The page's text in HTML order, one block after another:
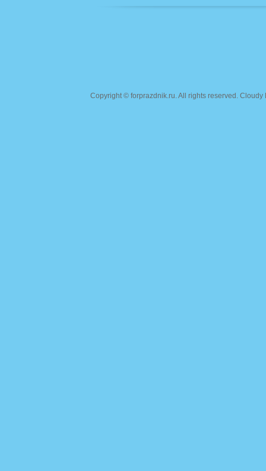
Copyright © forprazdnik.ru. All rights reserved.